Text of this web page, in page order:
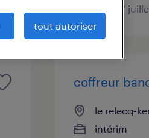
publié le 27
coffreur
le relecq-
intérim
tout autoriser